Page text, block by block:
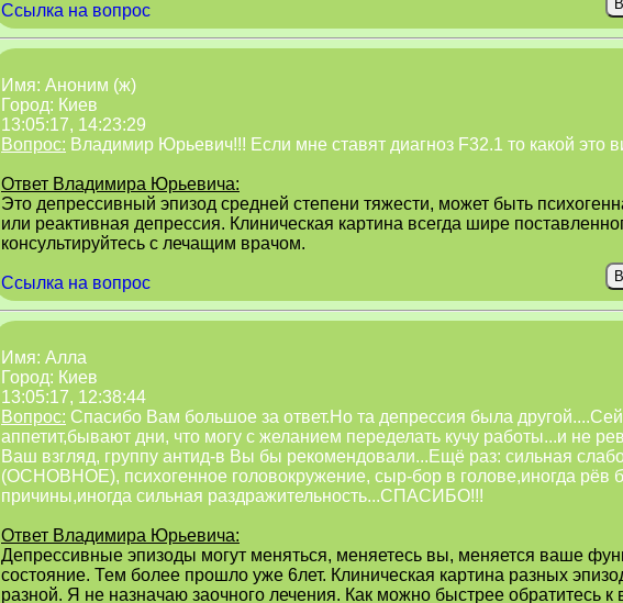
Ссылка на вопрос
Имя: Аноним (ж)
Город: Киев
13:05:17, 14:23:29
Вопрос: Владимир Юрьевич!!! Если мне ставят диагноз F32.1 то какой это
Ответ Владимира Юрьевича:
Это депрессивный эпизод средней степени тяжести, может быть
или реактивная депрессия. Клиническая картина всегда шире
консультируйтесь с лечащим врачом.
Ссылка на вопрос
Имя: Алла
Город: Киев
13:05:17, 12:38:44
Вопрос: Спасибо Вам большое за ответ.Но та депрессия была
аппетит,бывают дни, что могу с желанием переделать кучу работы...и не
Ваш взгляд, группу антид-в Вы бы рекомендовали...Ещё раз: сильная
(ОСНОВНОЕ), психогенное головокружение, сыр-бор в голове,иногда рёв
причины,иногда сильная раздражительность...СПАСИБО!!!
Ответ Владимира Юрьевича:
Депрессивные эпизоды могут меняться, меняетесь вы, меняется ваше
состояние. Тем более прошло уже 6лет. Клиническая картина разных
разной. Я не назначаю заочного лечения. Как можно быстрее обратитесь к